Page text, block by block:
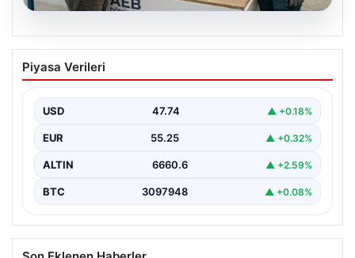
08.08.2026
Profesyonel Atık Dönüşümü ve Geri
Hizmetleri
envanterlerini belirli periyotlarla güncellemektedir.
Yapılan yenileme süreçlerinde boşta…
Piyasa Verileri
USD 47.74 ▲ +0.18%
EUR 55.25 ▲ +0.32%
ALTIN 6660.6 ▲ +2.59%
BTC 3097948 ▲ +0.08%